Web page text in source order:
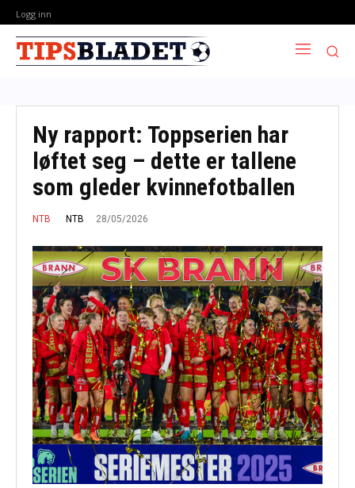
Logg inn
Ny rapport: Toppserien har
løftet seg – dette er tallene
som gleder kvinnefotballen
NTB NTB 28/05/2026